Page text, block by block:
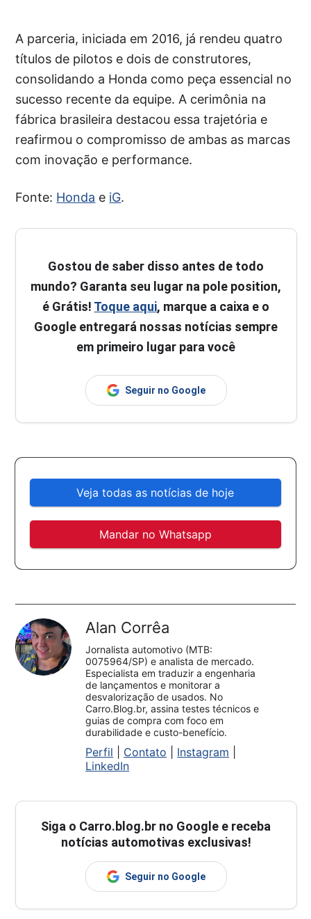
A parceria, iniciada em 2016, já rendeu quatro
títulos de pilotos e dois de construtores,
consolidando a Honda como peça essencial no
sucesso recente da equipe. A cerimônia na
fábrica brasileira destacou essa trajetória e
reafirmou o compromisso de ambas as marcas
com inovação e performance.
Fonte: Honda e iG.
Gostou de saber disso antes de todo
mundo? Garanta seu lugar na pole position,
é Grátis! Toque aqui, marque a caixa e o
Google entregará nossas notícias sempre
em primeiro lugar para você
Seguir no Google
Veja todas as notícias de hoje
Mandar no Whatsapp
Alan Corrêa
Jornalista automotivo (MTB:
0075964/SP) e analista de mercado.
Especialista em traduzir a engenharia
de lançamentos e monitorar a
desvalorização de usados. No
Carro.Blog.br, assina testes técnicos e
guias de compra com foco em
durabilidade e custo-benefício.
Perfil Contato Instagram
LinkedIn
Siga o Carro.blog.br no Google e receba
notícias automotivas exclusivas!
Seguir no Google